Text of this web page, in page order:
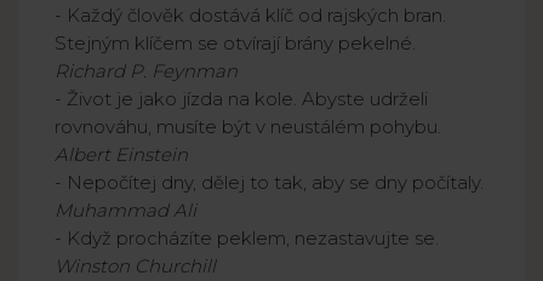
- Každý člověk dostává klíč od rajských bran.
Stejným klíčem se otvírají brány pekelné.
Richard P. Feynman
- Život je jako jízda na kole. Abyste udrželi
rovnováhu, musíte být v neustálém pohybu.
Albert Einstein
- Nepočítej dny, dělej to tak, aby se dny počítaly.
Muhammad Ali
- Když procházíte peklem, nezastavujte se.
Winston Churchill